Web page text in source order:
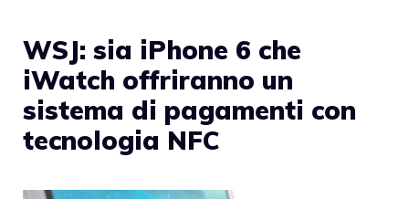
WSJ: sia iPhone 6 che
iWatch offriranno un
sistema di pagamenti con
tecnologia NFC